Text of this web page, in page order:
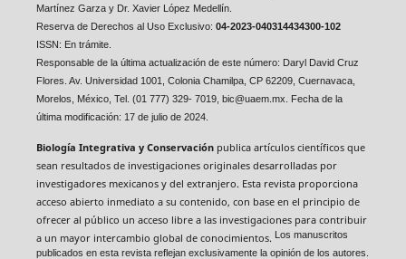
Martínez Garza y Dr. Xavier López Medellín.
Reserva de Derechos al Uso Exclusivo: 04-2023-040314434300-102
ISSN: En trámite.
Responsable de la última actualización de este número: Daryl David Cruz
Flores. Av. Universidad 1001, Colonia Chamilpa, CP 62209, Cuernavaca,
Morelos, México, Tel. (01 777) 329- 7019, bic@uaem.mx. Fecha de la
última modificación: 17 de julio de 2024.
Biología Integrativa y Conservaciónpublica artículos científicos que
sean resultados de investigaciones originales desarrolladas por
investigadores mexicanos y del extranjero. Esta revista proporciona
acceso abierto inmediato a su contenido, con base en el principio de
ofrecer al público un acceso libre a las investigaciones para contribuir
a un mayor intercambio global de conocimientos. Los manuscritos
publicados en esta revista reflejan exclusivamente la opinión de los autores.